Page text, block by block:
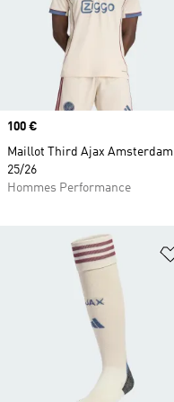
Prix
100 €
Maillot Third Ajax Amsterdam
25/26
Hommes Performance